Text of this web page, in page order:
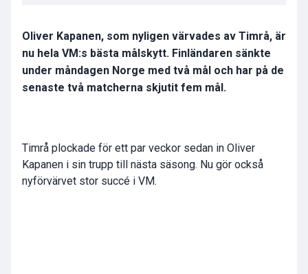
Oliver Kapanen, som nyligen värvades av Timrå, är
nu hela VM:s bästa målskytt. Finländaren sänkte
under måndagen Norge med två mål och har på de
senaste två matcherna skjutit fem mål.
Timrå plockade för ett par veckor sedan in Oliver
Kapanen i sin trupp till nästa säsong. Nu gör också
nyförvärvet stor succé i VM.